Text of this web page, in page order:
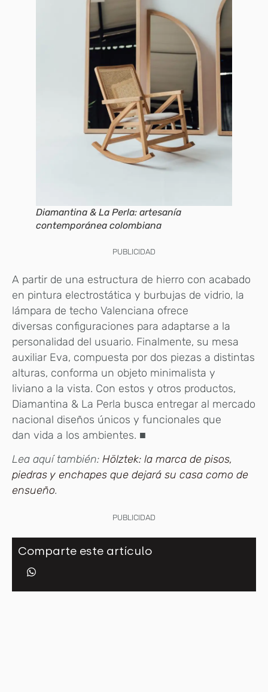
Diamantina & La Perla: artesanía
contemporánea colombiana
PUBLICIDAD
A partir de una estructura de hierro con acabado
en pintura electrostática y burbujas de vidrio, la
lámpara de techo Valenciana ofrece
diversas configuraciones para adaptarse a la
personalidad del usuario. Finalmente, su mesa
auxiliar Eva, compuesta por dos piezas a distintas
alturas, conforma un objeto minimalista y
liviano a la vista. Con estos y otros productos,
Diamantina & La Perla busca entregar al mercado
nacional diseños únicos y funcionales que
dan vida a los ambientes. ■
Lea aquí también: Hölztek: la marca de pisos,
piedras y enchapes que dejará su casa como de
ensueño.
PUBLICIDAD
Comparte este artículo